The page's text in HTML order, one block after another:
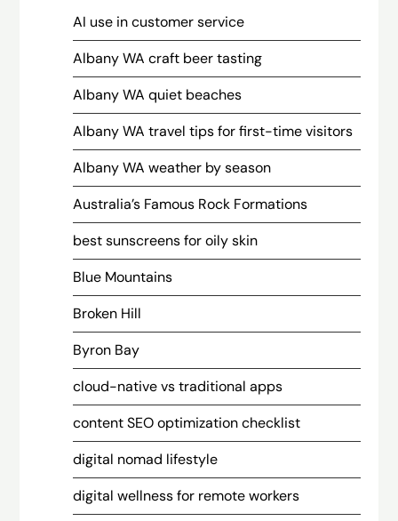
AI use in customer service
Albany WA craft beer tasting
Albany WA quiet beaches
Albany WA travel tips for first-time visitors
Albany WA weather by season
Australia’s Famous Rock Formations
best sunscreens for oily skin
Blue Mountains
Broken Hill
Byron Bay
cloud-native vs traditional apps
content SEO optimization checklist
digital nomad lifestyle
digital wellness for remote workers